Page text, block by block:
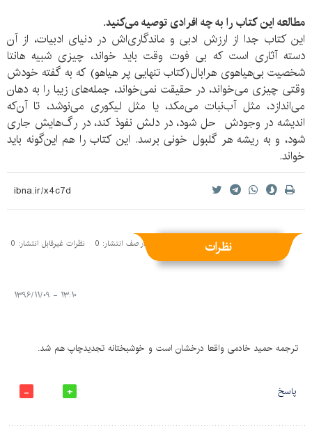
مطالعهاین کتاب را به چه افرادی توصیه می‌کنید.
این کتاب جدا از ارزش ادبی و ماندگاری‌اش در دنیای ادبیات، از آن
دسته آثاری ا‌ست که بی فوت وقت باید خواند، چيزی شبيه هانتا
شخصيت بی‌هياهوی هرابال(کتاب تنهایی پر هیاهو) که به گفته خودش
وقتی چيزی می‌‌‌‌‌‌‌‌خواند، در حقيقت نمی‌خواند، جمله‌های زيبا را به دهان
می‌اندازد، مثل آب‌نبات می‌مکد، يا مثل ليکوری می‌نوشد، تا آن‌که
انديشه در وجودش حل شود، در دلش نفوذ کند، در رگ‌هايش جاری
شود، و به ريشه هر گلبول خونی برسد. این کتاب را هم این‌گونه باید
خواند.
نظرات
نظرات منتشر شده: 6 نظرات در صف انتشار: 0 نظرات غیرقابل انتشار: 0
۱۳:۱۰ - ۱۳۹۶/۱۱/۰۹
ترجمه حمید خادمی واقعا درخشان است و خوشبختانه تجدیدچاپ هم شد.
پاسخ